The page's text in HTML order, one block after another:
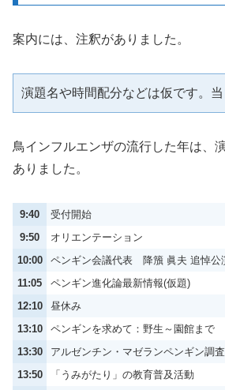
案内には、注釈がありました。
演題名や時間配分などは仮です。
鳥インフルエンザの流行した年は、
ありました。
9:40
受付開始
9:50
オリエンテーション
10:00
ペンギン会議代表 降籏 眞夫 追悼公
11:05
ペンギン進化論最新情報(仮題)
12:10
昼休み
13:10
ペンギンを求めて：野生～園館まで
13:30
アルゼンチン・マゼランペンギン調
13:50
「うみがたり」の教育普及活動